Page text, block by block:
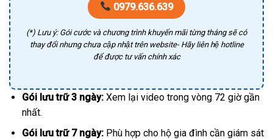
0979.636.639
(*) Lưu ý: Gói cước và chương trình khuyến mãi từng tháng sẽ có
thay đổi nhưng chưa cập nhật trên website- Hãy liên hệ hotline
để được tư vấn chính xác
Gói lưu trữ 3 ngày:Xem lại video trong vòng 72 giờ gần
nhất.
Gói lưu trữ 7 ngày:Phù hợp cho hộ gia đình cần giám sát